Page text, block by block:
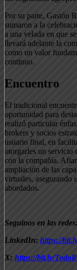
Por su parte, Gastón
sumaron a la
a una velada en que
llevará adelante la
como un valor
continuo.
Encuentro
El tradicional
oportunidad para
realizó particular
brokers y socios
usuario final, en
otorgarles un servicio
con la compañía.
ampliación de las
virtuales, asegurando
abordados.
Seguinos en las redes:
LinkedIn: https://
X: https://bit.ly/